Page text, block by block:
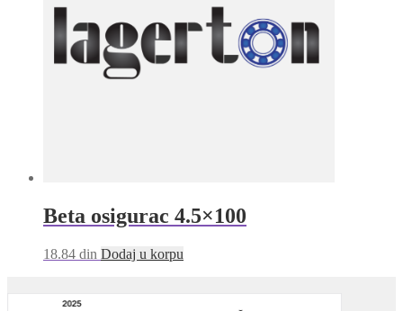
Beta osigurac 4.5×100
18.84 din Dodaj u korpu